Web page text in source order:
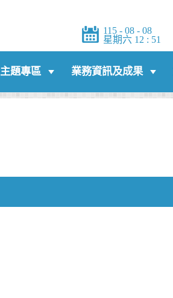
115 - 08 - 08
星期六 12 : 51
主題專區 業務資訊及成果